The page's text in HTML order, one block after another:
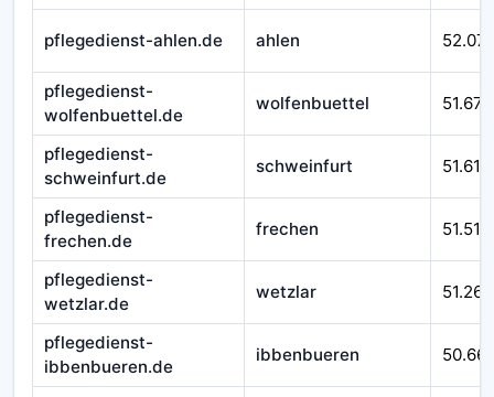
pflegedienst-ahlen.de ahlen
pflegedienst-
wolfenbuettel.de
wolfenbuettel 51.670
pflegedienst-
schweinfurt.de
schweinfurt 51.610
pflegedienst-
frechen.de
frechen 51.510
pflegedienst-
wetzlar.de
wetzlar 51.262
pflegedienst-
ibbenbueren.de
ibbenbueren